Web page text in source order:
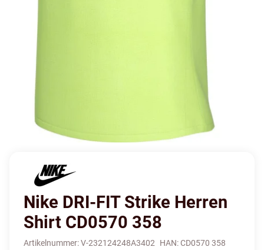
Nike DRI-FIT Strike Herren
Shirt CD0570 358
Artikelnummer:V-232124248A3402 HAN:CD0570 358